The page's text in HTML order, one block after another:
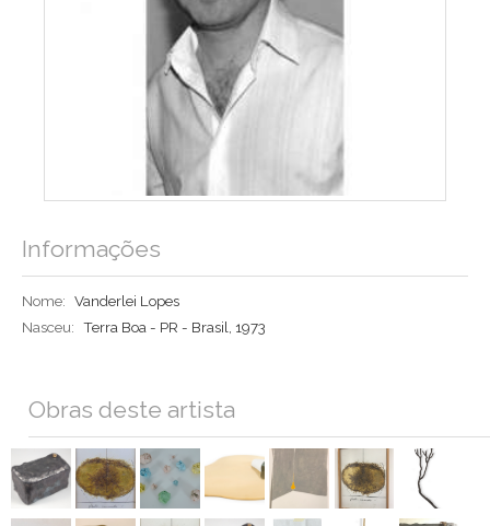
Informações
Nome: Vanderlei Lopes
Nasceu: Terra Boa - PR - Brasil, 1973
Obras deste artista